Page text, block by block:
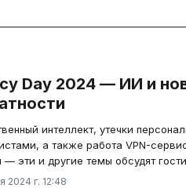
Day 2024 — ИИ и
интеллект, утечки
а также работа VPN-
— эти и другие темы обсудят
2024 г. 12:48